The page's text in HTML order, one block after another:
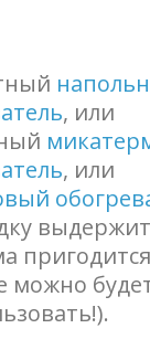
, или
, или
можно